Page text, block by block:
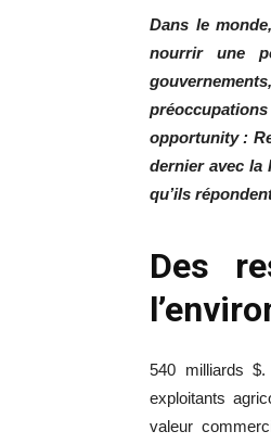
Dans le
nourrir une
opportunity :
dernier avec la
qu’ils
Des
540 milliards
exploitants
valeur